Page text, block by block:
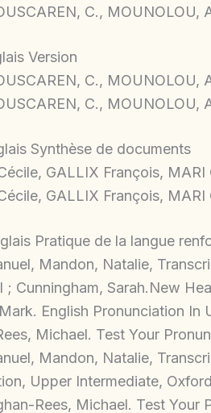
C., MOUNOLOU,
Version
C., MOUNOLOU,
C., MOUNOLOU,
Synthèse de documents
GALLIX François, MARI
GALLIX François, MARI
Pratique de la langue
Mandon, Natalie,
; Cunningham, Sarah.New
English Pronunciation In
Michael. Test Your
Mandon, Natalie,
Upper Intermediate,
Rees, Michael. Test Your